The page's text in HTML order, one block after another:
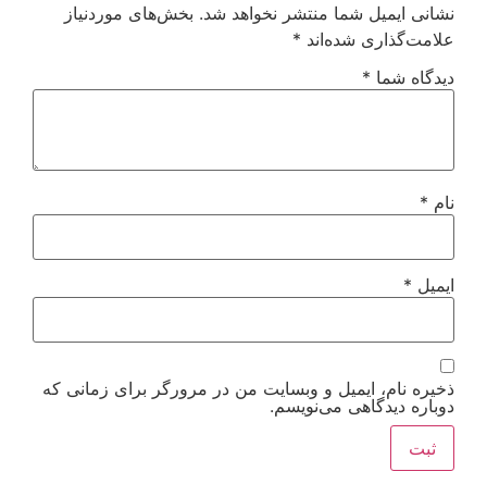
نشانی ایمیل شما منتشر نخواهد شد. بخش‌های موردنیاز
علامت‌گذاری شده‌اند *
دیدگاه شما *
نام *
ایمیل *
ذخیره نام، ایمیل و وبسایت من در مرورگر برای زمانی که
دوباره دیدگاهی می‌نویسم.